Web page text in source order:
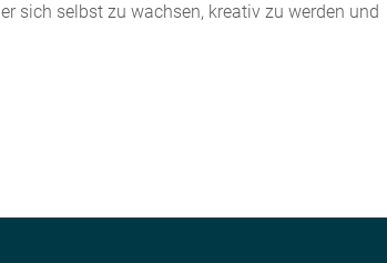
sich selbst zu wachsen, kreativ zu werden und